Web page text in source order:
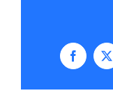
Facebook
X